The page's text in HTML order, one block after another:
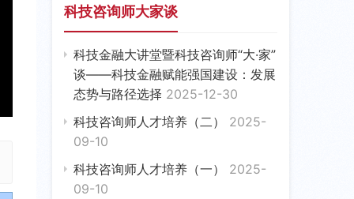
科技咨询师大家谈
科技金融大讲堂暨科技咨询师“大·家”
谈——科技金融赋能强国建设：发展
态势与路径选择 2025-12-30
科技咨询师人才培养（二） 2025-
09-10
科技咨询师人才培养（一） 2025-
09-10